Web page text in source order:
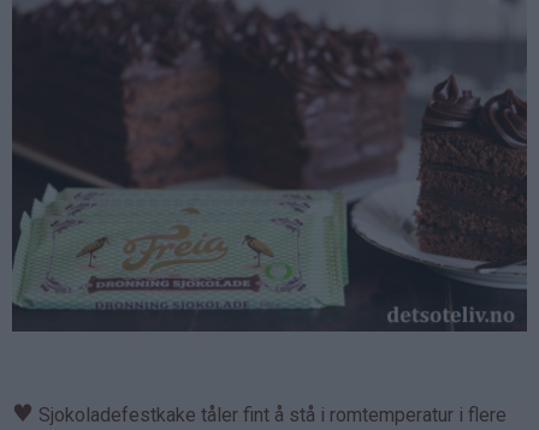
♥ Sjokoladefestkake tåler fint å stå i romtemperatur i flere